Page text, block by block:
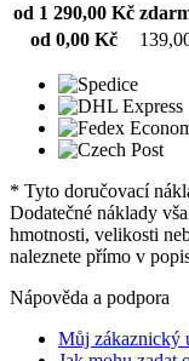
od 1 290,00 Kč
od 0,00 Kč
* Tyto doručovací
Dodatečné náklady
hmotnosti, velikosti
naleznete přímo v
Nápověda a podpora
Můj zákaznický